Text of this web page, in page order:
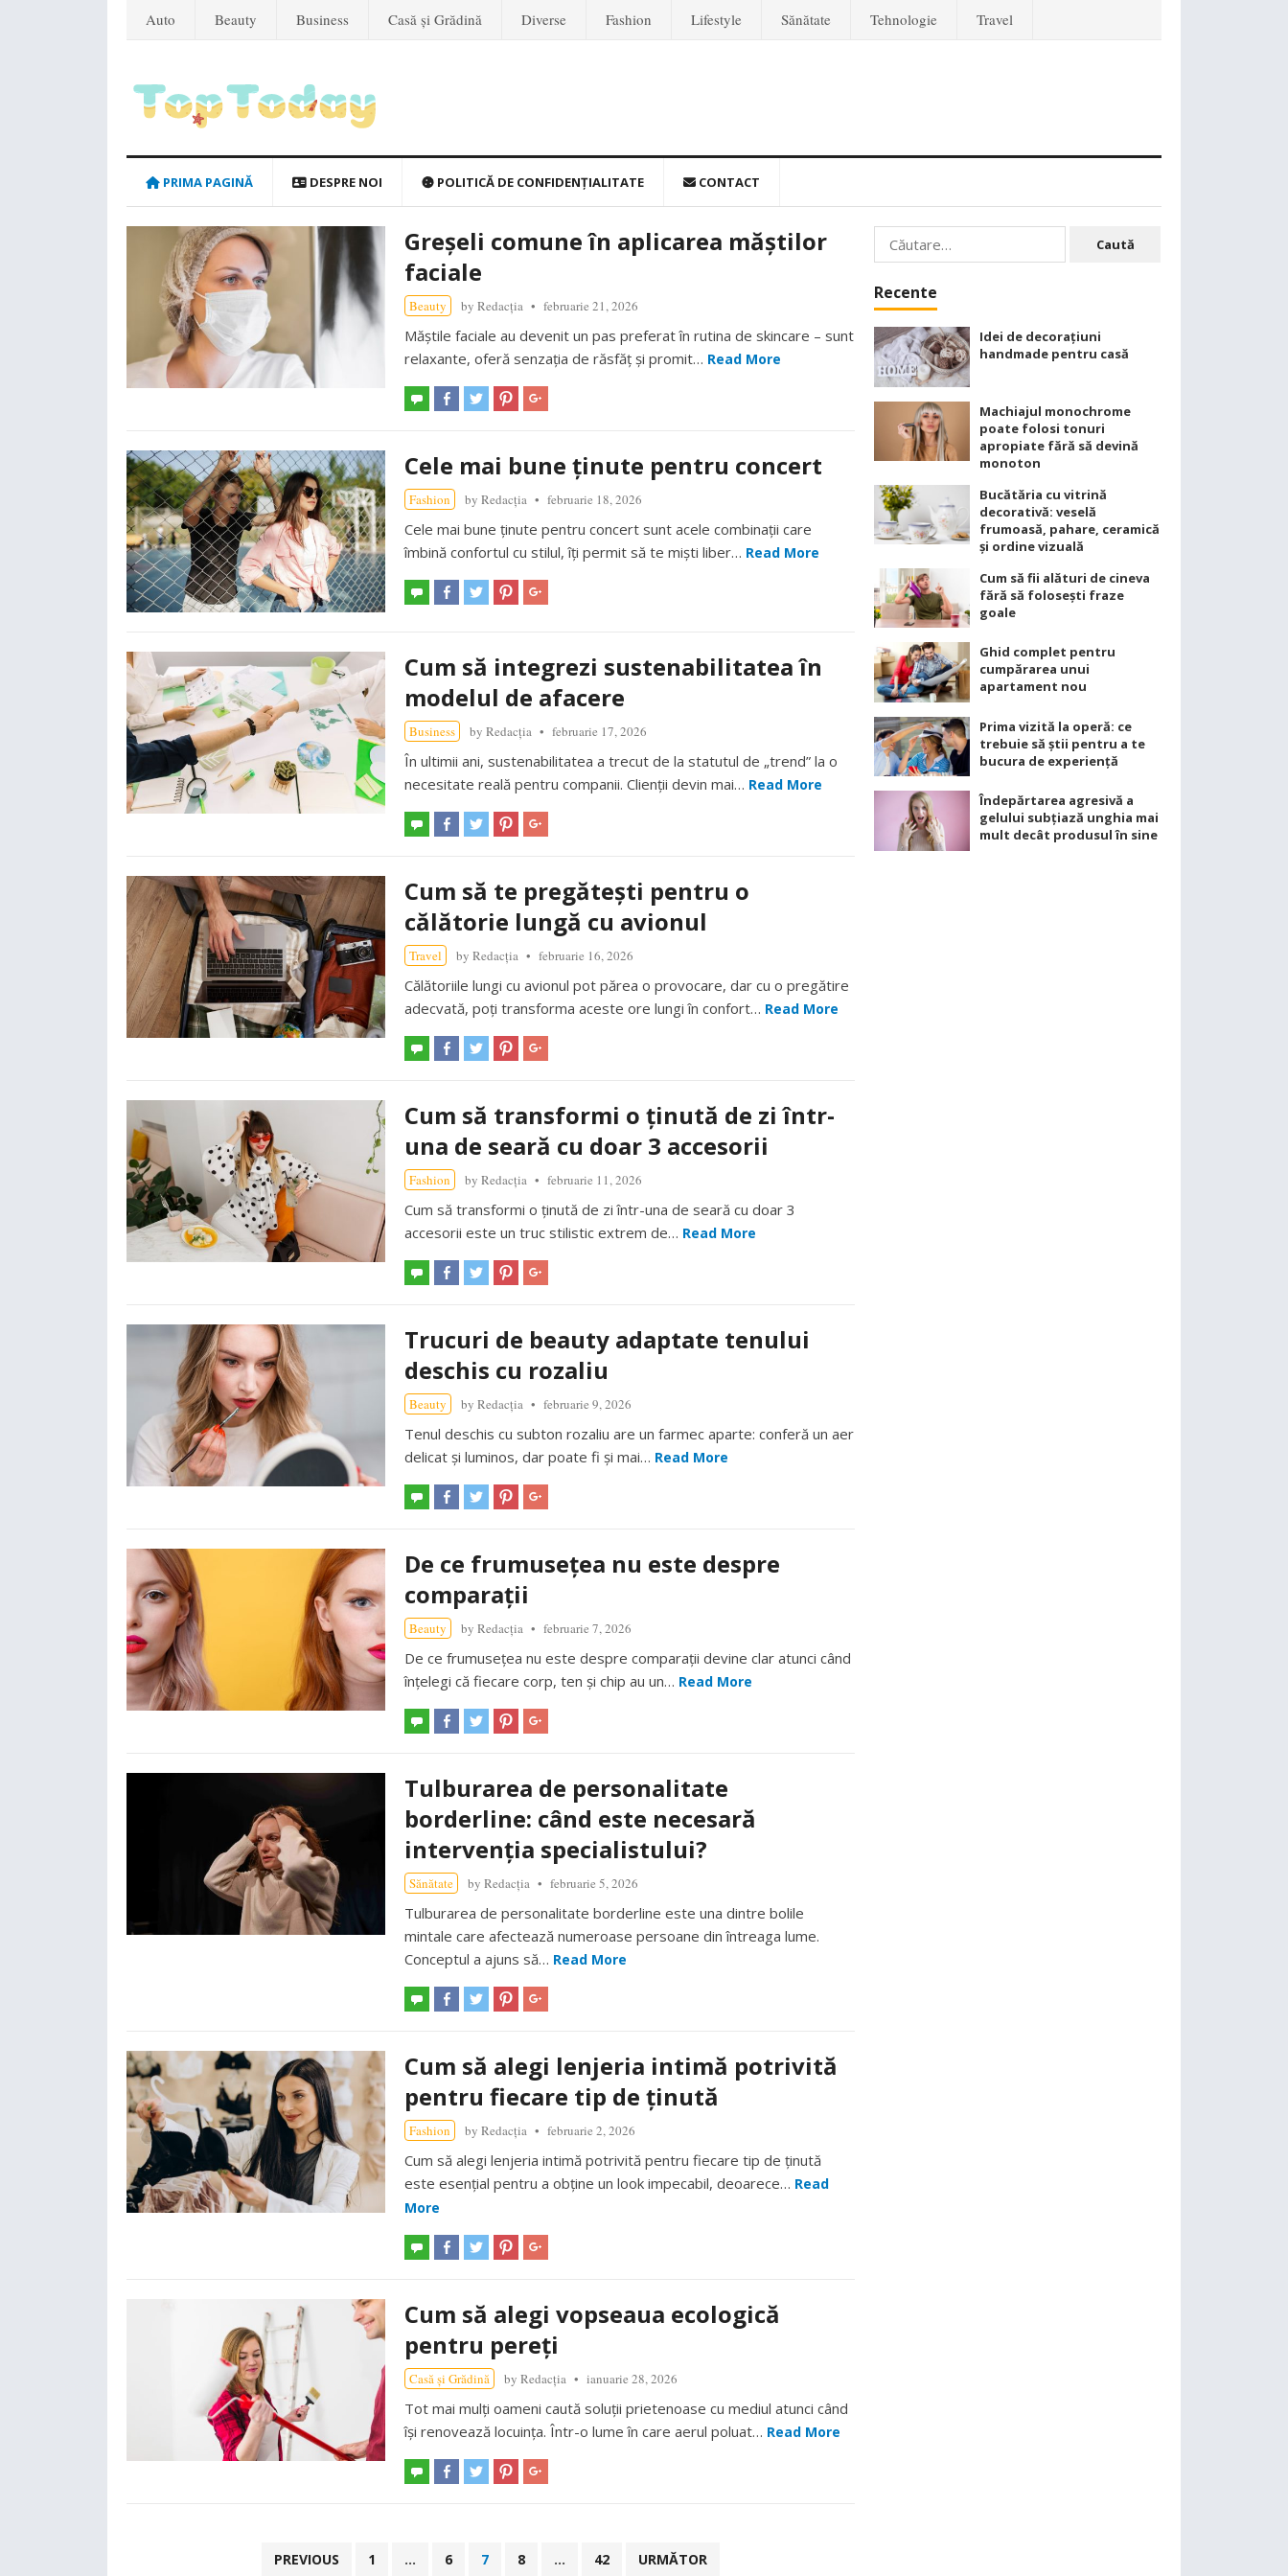
Auto Beauty Business Casă și Grădină Diverse Fashion Lifestyle Sănătate Tehnologie Travel
PRIMA PAGINĂ DESPRE NOI POLITICĂ DE CONFIDENȚIALITATE CONTACT
Greșeli comune în aplicarea măștilor
faciale
Beauty by Redacția februarie 21, 2026
Măștile faciale au devenit un pas preferat în rutina de skincare – sunt
relaxante, oferă senzația de răsfăț și promit… Read More
Cele mai bune ținute pentru concert
Fashion by Redacția februarie 18, 2026
Cele mai bune ținute pentru concert sunt acele combinații care
îmbină confortul cu stilul, îți permit să te miști liber… Read More
Cum să integrezi sustenabilitatea în
modelul de afacere
Business by Redacția februarie 17, 2026
În ultimii ani, sustenabilitatea a trecut de la statutul de „trend” la o
necesitate reală pentru companii. Clienții devin mai… Read More
Cum să te pregătești pentru o
călătorie lungă cu avionul
Travel by Redacția februarie 16, 2026
Călătoriile lungi cu avionul pot părea o provocare, dar cu o pregătire
adecvată, poți transforma aceste ore lungi în confort… Read More
Cum să transformi o ținută de zi într-
una de seară cu doar 3 accesorii
Fashion by Redacția februarie 11, 2026
Cum să transformi o ținută de zi într-una de seară cu doar 3
accesorii este un truc stilistic extrem de… Read More
Trucuri de beauty adaptate tenului
deschis cu rozaliu
Beauty by Redacția februarie 9, 2026
Tenul deschis cu subton rozaliu are un farmec aparte: conferă un aer
delicat și luminos, dar poate fi și mai… Read More
De ce frumusețea nu este despre
comparații
Beauty by Redacția februarie 7, 2026
De ce frumusețea nu este despre comparații devine clar atunci când
înțelegi că fiecare corp, ten și chip au un… Read More
Tulburarea de personalitate
borderline: când este necesară
intervenția specialistului?
Sănătate by Redacția februarie 5, 2026
Tulburarea de personalitate borderline este una dintre bolile
mintale care afectează numeroase persoane din întreaga lume.
Conceptul a ajuns să… Read More
Cum să alegi lenjeria intimă potrivită
pentru fiecare tip de ținută
Fashion by Redacția februarie 2, 2026
Cum să alegi lenjeria intimă potrivită pentru fiecare tip de ținută
este esențial pentru a obține un look impecabil, deoarece… Read
More
Cum să alegi vopseaua ecologică
pentru pereți
Casă și Grădină by Redacția ianuarie 28, 2026
Tot mai mulți oameni caută soluții prietenoase cu mediul atunci când
își renovează locuința. Într-o lume în care aerul poluat… Read More
PREVIOUS 1 … 6 7 8 … 42 URMĂTOR
Caută
după:
Recente
Idei de decorațiuni
handmade pentru casă
Machiajul monochrome
poate folosi tonuri
apropiate fără să devină
monoton
Bucătăria cu vitrină
decorativă: veselă
frumoasă, pahare, ceramică
și ordine vizuală
Cum să fii alături de cineva
fără să folosești fraze
goale
Ghid complet pentru
cumpărarea unui
apartament nou
Prima vizită la operă: ce
trebuie să știi pentru a te
bucura de experiență
Îndepărtarea agresivă a
gelului subțiază unghia mai
mult decât produsul în sine